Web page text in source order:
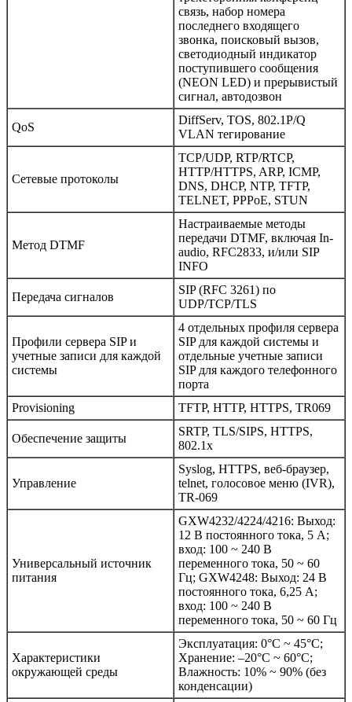
связь, набор номера
последнего входящего
звонка, поисковый вызов,
светодиодный индикатор
поступившего сообщения
(NEON LED) и прерывистый
сигнал, автодозвон
QoS
DiffServ, TOS, 802.1P/Q
VLAN тегирование
Сетевые протоколы
TCP/UDP, RTP/RTCP,
HTTP/HTTPS, ARP, ICMP,
DNS, DHCP, NTP, TFTP,
TELNET, PPPoE, STUN
Метод DTMF
Настраиваемые методы
передачи DTMF, включая In-
audio, RFC2833, и/или SIP
INFO
Передача сигналов
SIP (RFC 3261) по
UDP/TCP/TLS
Профили сервера SIP и
учетные записи для каждой
системы
4 отдельных профиля сервера
SIP для каждой системы и
отдельные учетные записи
SIP для каждого телефонного
порта
Provisioning
TFTP, HTTP, HTTPS, TR069
Обеспечение защиты
SRTP, TLS/SIPS, HTTPS,
802.1x
Управление
Syslog, HTTPS, веб-браузер,
telnet, голосовое меню (IVR),
TR-069
Универсальный источник
питания
GXW4232/4224/4216: Выход:
12 В постоянного тока, 5 А;
вход: 100 ~ 240 В
переменного тока, 50 ~ 60
Гц; GXW4248: Выход: 24 В
постоянного тока, 6,25 А;
вход: 100 ~ 240 В
переменного тока, 50 ~ 60 Гц
Характеристики
окружающей среды
Эксплуатация: 0°C ~ 45°C;
Хранение: –20°C ~ 60°C;
Влажность: 10% ~ 90% (без
конденсации)